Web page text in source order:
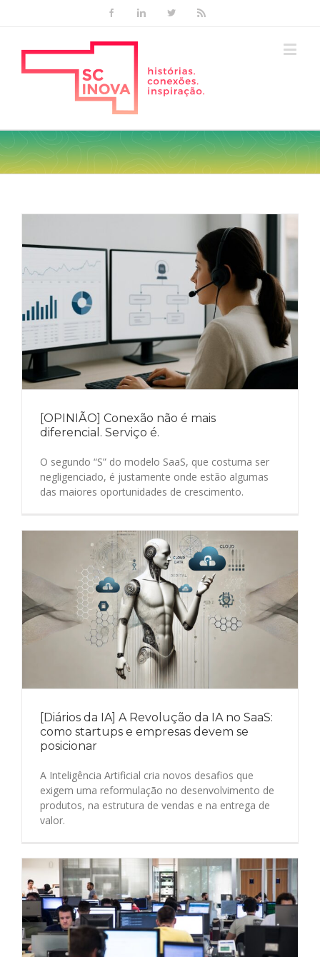
FacebookLinkedinTwitter
[OPINIÃO] Conexão não é mais
diferencial. Serviço é.
O segundo “S” do modelo SaaS, que costuma ser
negligenciado, é justamente onde estão algumas
das maiores oportunidades de crescimento.
[Diários da IA] A Revolução da IA no SaaS:
como startups e empresas devem se
posicionar
A Inteligência Artificial cria novos desafios que
exigem uma reformulação no desenvolvimento de
produtos, na estrutura de vendas e na entrega de
valor.